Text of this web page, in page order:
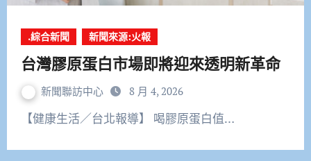
.綜合新聞 新聞來源:火報
台灣膠原蛋白市場即將迎來透明新革命
新聞聯訪中心 8 月 4, 2026
【健康生活／台北報導】 喝膠原蛋白值…